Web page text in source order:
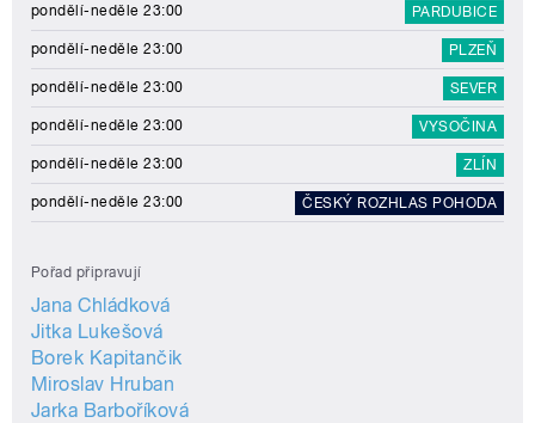
pondělí-neděle 23:00 PARDUBICE
pondělí-neděle 23:00 PLZEŇ
pondělí-neděle 23:00 SEVER
pondělí-neděle 23:00 VYSOČINA
pondělí-neděle 23:00 ZLÍN
pondělí-neděle 23:00 ČESKÝ ROZHLAS POHODA
Pořad připravují
Jana Chládková
Jitka Lukešová
Borek Kapitančik
Miroslav Hruban
Jarka Barboříková